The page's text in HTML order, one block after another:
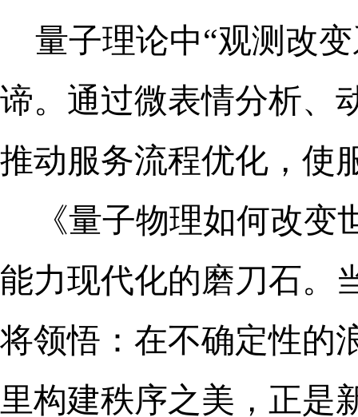
量子理论中“观测改
谛。通过微表情分析、
推动服务流程优化，使
《量子物理如何改
能力现代化的磨刀石。
将领悟：在不确定性的
里构建秩序之美，正是